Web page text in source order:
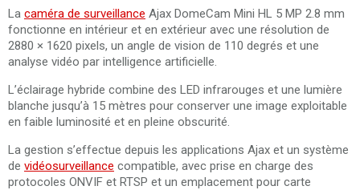
La caméra de surveillance Ajax DomeCam Mini HL 5 MP 2.8 mm
fonctionne en intérieur et en extérieur avec une résolution de
2880 × 1620 pixels, un angle de vision de 110 degrés et une
analyse vidéo par intelligence artificielle.
L’éclairage hybride combine des LED infrarouges et une lumière
blanche jusqu’à 15 mètres pour conserver une image exploitable
en faible luminosité et en pleine obscurité.
La gestion s’effectue depuis les applications Ajax et un système
de vidéosurveillance compatible, avec prise en charge des
protocoles ONVIF et RTSP et un emplacement pour carte